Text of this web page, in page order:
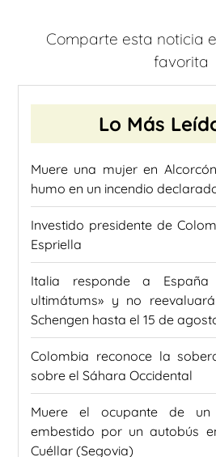
Comparte esta noticia
favorita
Lo Más
Muere una mujer en
humo en un incendio
Investido presidente de
Espriella
Italia responde a
ultimátums» y no
Schengen hasta el 15 de
Colombia reconoce la
sobre el Sáhara Occidental
Muere el ocupante de
embestido por un autobús
Cuéllar (Segovia)